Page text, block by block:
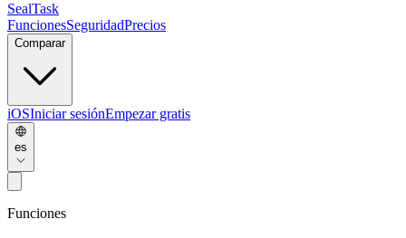
SealTask
FuncionesSeguridadPrecios
Comparar
iOSIniciar sesiónEmpezar gratis
es
Funciones